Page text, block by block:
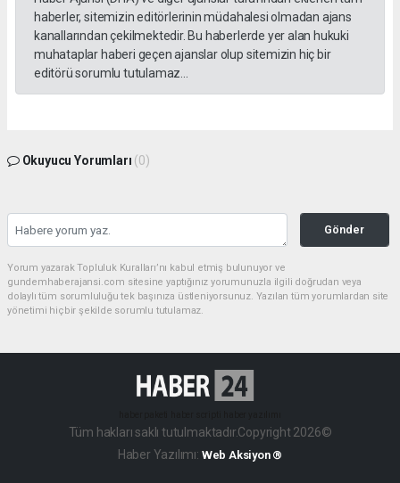
haberler, sitemizin editörlerinin müdahalesi olmadan ajans
kanallarından çekilmektedir. Bu haberlerde yer alan hukuki
muhataplar haberi geçen ajanslar olup sitemizin hiç bir
editörü sorumlu tutulamaz...
Okuyucu Yorumları (0)
Gönder
Yorum yazarak Topluluk Kuralları’nı kabul etmiş bulunuyor ve
gundemhaberajansi.com sitesine yaptığınız yorumunuzla ilgili doğrudan veya
dolaylı tüm sorumluluğu tek başınıza üstleniyorsunuz. Yazılan tüm yorumlardan site
yönetimi hiçbir şekilde sorumlu tutulamaz.
Tüm hakları saklı tutulmaktadır.Copyright 2026©
Haber Yazılımı: Web Aksiyon ®